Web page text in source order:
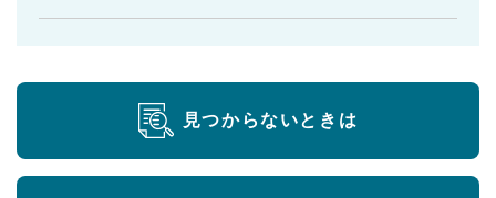
見つからないときは